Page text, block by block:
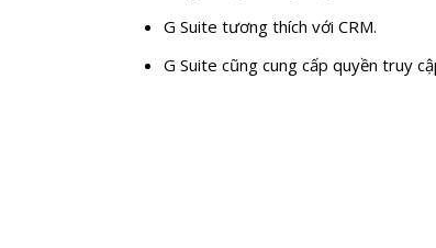
G Suite tương thích với CRM.
G Suite cũng cung cấp quyền truy